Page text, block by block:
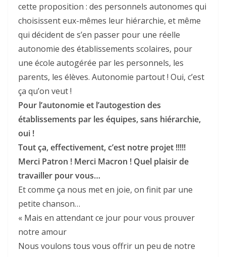
cette proposition : des personnels autonomes qui
choisissent eux-mêmes leur hiérarchie, et même
qui décident de s’en passer pour une réelle
autonomie des établissements scolaires, pour
une école autogérée par les personnels, les
parents, les élèves. Autonomie partout ! Oui, c’est
ça qu’on veut !
Pour l’autonomie et l’autogestion des
établissements par les équipes, sans hiérarchie,
oui !
Tout ça, effectivement, c’est notre projet !!!!!
Merci Patron ! Merci Macron ! Quel plaisir de
travailler pour vous…
Et comme ça nous met en joie, on finit par une
petite chanson…
« Mais en attendant ce jour pour vous prouver
notre amour
Nous voulons tous vous offrir un peu de notre